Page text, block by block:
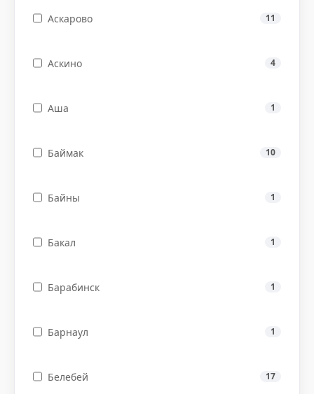
Аскарово 11
Аскино 4
Аша 1
Баймак 10
Байны 1
Бакал 1
Барабинск 1
Барнаул 1
Белебей 17